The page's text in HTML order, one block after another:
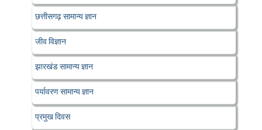
छत्तीसगढ़ सामान्य ज्ञान
जीव विज्ञान
झारखंड सामान्य ज्ञान
पर्यावरण सामान्य ज्ञान
प्रमुख दिवस